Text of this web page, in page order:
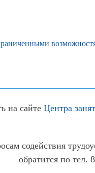
на сайте Центра
содействия
обратится по тел.